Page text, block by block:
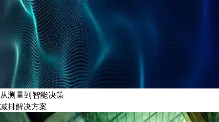
从测量到智能决策
减排解决方案